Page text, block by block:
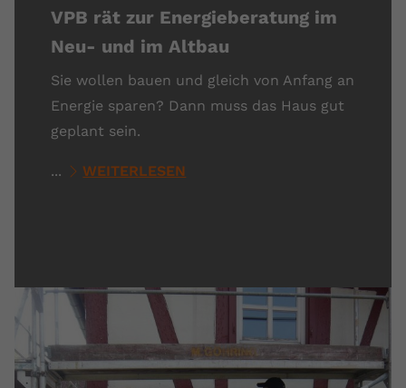
VPB rät zur Energieberatung im
Neu- und im Altbau
Sie wollen bauen und gleich von Anfang an
Energie sparen? Dann muss das Haus gut
geplant sein.
... WEITERLESEN